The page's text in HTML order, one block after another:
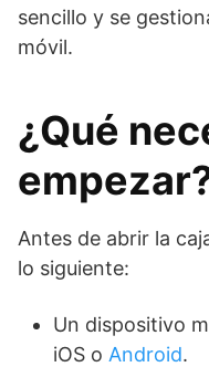
sencillo y se
móvil.
¿Qué
Antes de abrir la
lo siguiente:
Un dispositivo
iOS o Android.